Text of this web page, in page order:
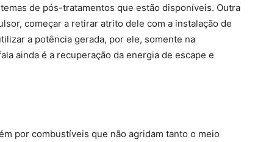
de pós-tratamentos que estão disponíveis. Outra
começar a retirar atrito dele com a instalação de
a potência gerada, por ele, somente na
ainda é a recuperação da energia de escape e
por combustíveis que não agridam tanto o meio